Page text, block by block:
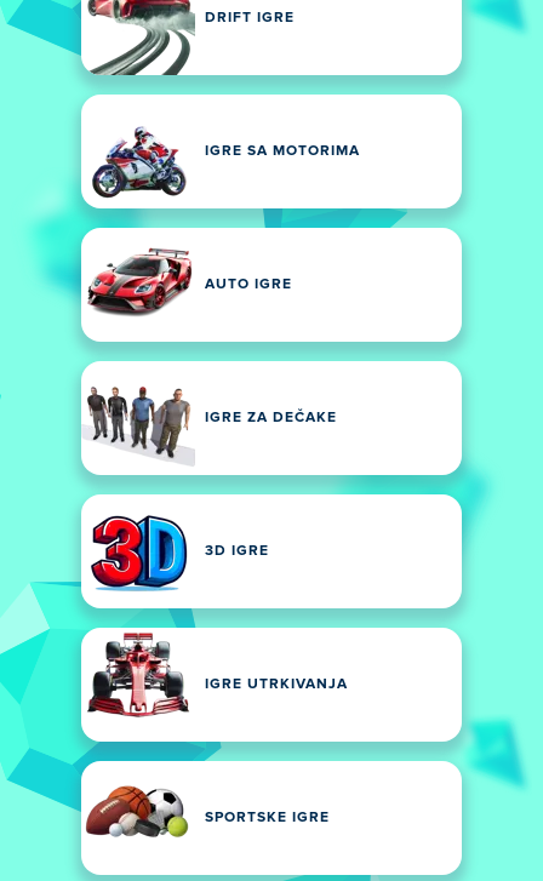
DRIFT IGRE
IGRE SA MOTORIMA
AUTO IGRE
IGRE ZA DEČAKE
3D IGRE
IGRE UTRKIVANJA
SPORTSKE IGRE